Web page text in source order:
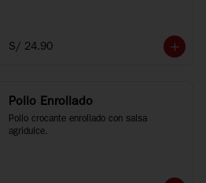
S/ 24.90
Pollo Enrollado
Pollo crocante enrollado con salsa
agridulce.